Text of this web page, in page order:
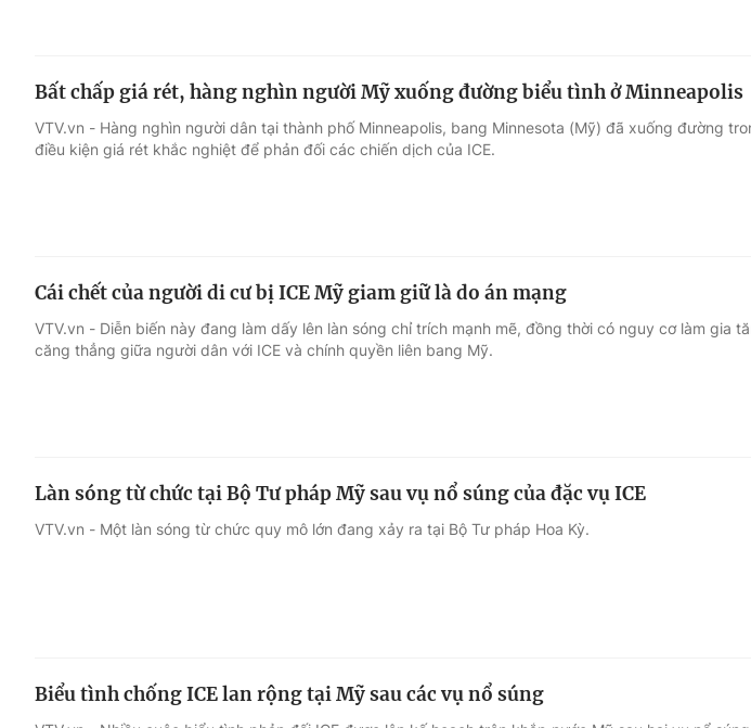
Bất chấp giá rét, hàng nghìn người Mỹ xuống đường biểu tình ở Minneapolis
VTV.vn - Hàng nghìn người dân tại thành phố Minneapolis, bang Minnesota (Mỹ) đã xuống đường
điều kiện giá rét khắc nghiệt để phản đối các chiến dịch của ICE.
Cái chết của người di cư bị ICE Mỹ giam giữ là do án mạng
VTV.vn - Diễn biến này đang làm dấy lên làn sóng chỉ trích mạnh mẽ, đồng thời có nguy cơ làm gia
căng thẳng giữa người dân với ICE và chính quyền liên bang Mỹ.
Làn sóng từ chức tại Bộ Tư pháp Mỹ sau vụ nổ súng của đặc vụ ICE
VTV.vn - Một làn sóng từ chức quy mô lớn đang xảy ra tại Bộ Tư pháp Hoa Kỳ.
Biểu tình chống ICE lan rộng tại Mỹ sau các vụ nổ súng